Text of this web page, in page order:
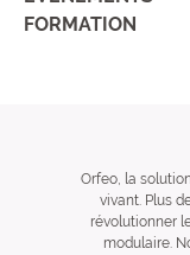
FORMATION
Orfeo, la
vivant. Plus
révolutionner
modulaire.